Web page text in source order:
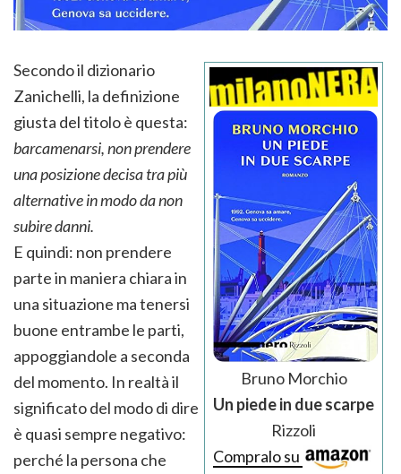
Bruno Morchio
Un piede in due scarpe
Rizzoli
Compralo su
Secondo il dizionario
Zanichelli, la definizione
giusta del titolo è questa:
barcamenarsi, non prendere
una posizione decisa tra più
alternative in modo da non
subire danni.
E quindi: non prendere
parte in maniera chiara in
una situazione ma tenersi
buone entrambe le parti,
appoggiandole a seconda
del momento. In realtà il
significato del modo di dire
è quasi sempre negativo:
perché la persona che